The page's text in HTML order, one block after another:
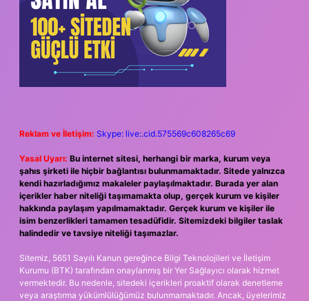
Reklam ve İletişim: Skype: live:.cid.575569c608265c69
Yasal Uyarı: Bu internet sitesi, herhangi bir marka, kurum veya
şahıs şirketi ile hiçbir bağlantısı bulunmamaktadır. Sitede yalnızca
kendi hazırladığımız makaleler paylaşılmaktadır. Burada yer alan
içerikler haber niteliği taşımamakta olup, gerçek kurum ve kişiler
hakkında paylaşım yapılmamaktadır. Gerçek kurum ve kişiler ile
isim benzerlikleri tamamen tesadüfidir. Sitemizdeki bilgiler taslak
halindedir ve tavsiye niteliği taşımazlar.
Sitemiz, 5651 Sayılı Kanun gereğince Bilgi Teknolojileri ve İletişim
Kurumu (BTK) tarafından onaylanmış bir Yer Sağlayıcı olarak hizmet
vermektedir. Bu nedenle, sitedeki içerikleri proaktif olarak denetleme
veya araştırma yükümlülüğümüz bulunmamaktadır. Ancak, üyelerimiz